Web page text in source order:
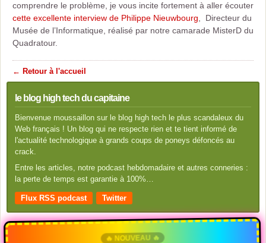
comprendre le problème, je vous incite fortement à aller écouter
cette excellente interview de Philippe Nieuwbourg , Directeur du
Musée de l’Informatique, réalisé par notre camarade MisterD du
Quadratour.
← Retour à l'accueil
le blog high tech du capitaine
Bienvenue moussaillon sur le blog high tech le plus scandaleux du
Web français ! Un blog qui ne respecte rien et te tient informé de
l'actualité technologique à grands coups de poneys défoncés au
crack.
Entre les articles, notre podcast hebdomadaire et autres conneries :
la perte de temps est garantie à 100%…
Flux RSS podcast Twitter
🔥 NOUVEAU 🔥